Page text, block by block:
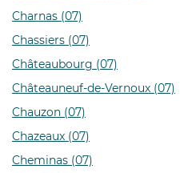
Charnas (07)
Chassiers (07)
Châteaubourg (07)
Châteauneuf-de-Vernoux (07)
Chauzon (07)
Chazeaux (07)
Cheminas (07)